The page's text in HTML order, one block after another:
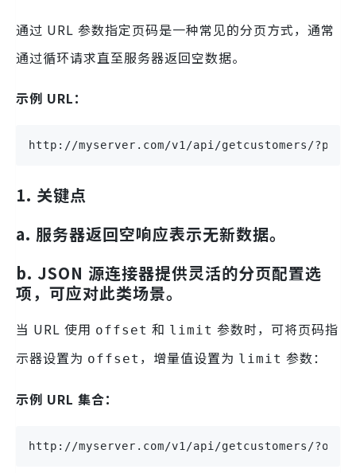
通过 URL 参数指定页码是一种常见的分页方式，通常
通过循环请求直至服务器返回空数据。
示例 URL：
http://myserver.com/v1/api/getcustomers/
1. 关键点
a. 服务器返回空响应表示无新数据。
b. JSON 源连接器提供灵活的分页配置选
项，可应对此类场景。
当 URL 使用 offset 和 limit 参数时，可将页码指
示器设置为 offset ，增量值设置为 limit 参数：
示例 URL 集合：
http://myserver.com/v1/api/getcustomers/